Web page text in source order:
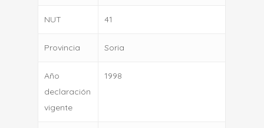
NUT 41
Provincia Soria
Año
declaración
vigente
1998